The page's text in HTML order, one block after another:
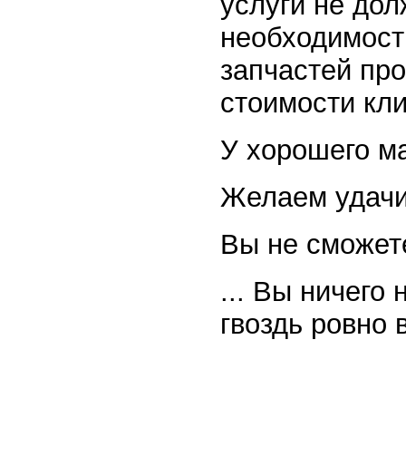
запчастей
стоимости
У хорошего
Желаем
Вы не
... Вы ничего
гвоздь ровно